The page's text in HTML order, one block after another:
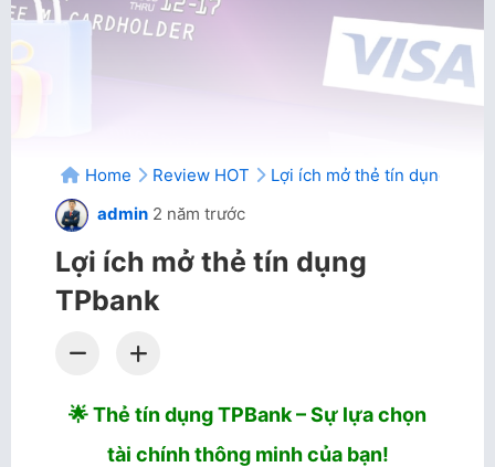
Home Review HOT
Lợi ích mở thẻ tín dụng
admin 2 năm trước
Lợi ích mở thẻ tín dụng
TPbank
🌟 Thẻ tín dụng TPBank – Sự lựa chọn
tài chính thông minh của bạn!